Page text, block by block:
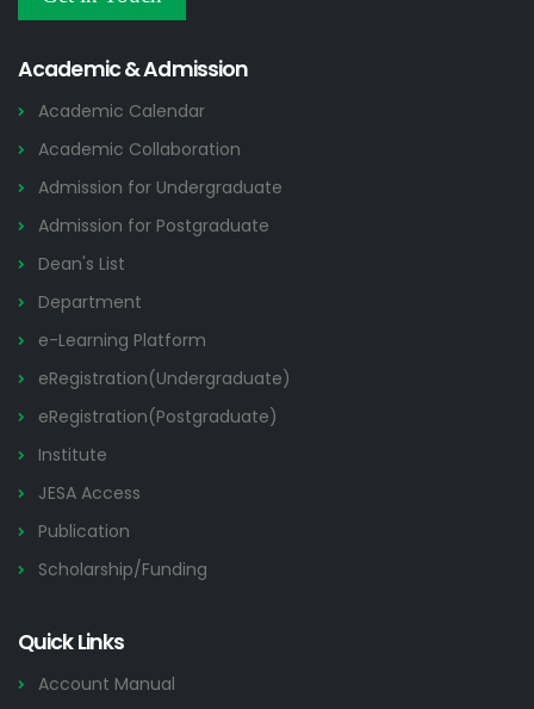
2026
Academic & Admission
Academic Calendar
Academic Collaboration
Admission for Undergraduate
Admission for Postgraduate
Dean's List
Department
e-Learning Platform
eRegistration(Undergraduate)
eRegistration(Postgraduate)
Institute
JESA Access
Publication
Scholarship/Funding
Quick Links
Account Manual